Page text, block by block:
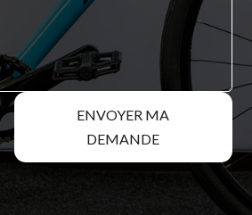
ENVOYER MA
DEMANDE